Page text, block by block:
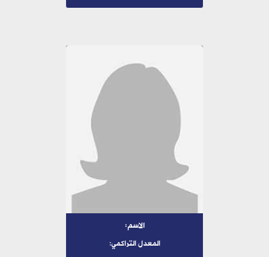
الاسم:
المعدل التراكمي: